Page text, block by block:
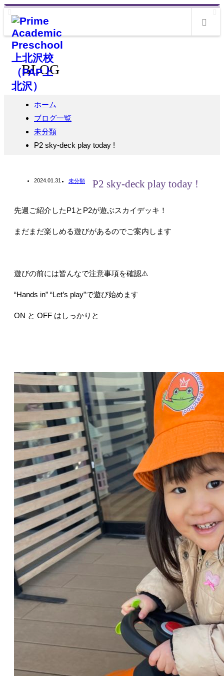
BLOG
ホーム
ブログ一覧
未分類
P2 sky-deck play today !
2024.01.31 未分類 P2 sky-deck play today !
先週ご紹介したP1とP2が遊ぶスカイデッキ！
まだまだ楽しめる遊びがあるのでご案内します
遊びの前には皆んなで注意事項を確認⚠️
“Hands in” “Let’s play”で遊び始めます
ON と OFF はしっかりと